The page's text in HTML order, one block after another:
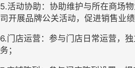
5.活动协助：协助维护与所在商场
司开展品牌公关活动，促进销售业绩
6.门店运营：参与门店日常运营，
务；